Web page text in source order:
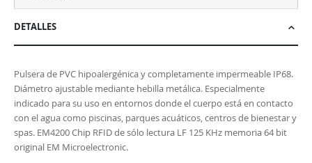
DETALLES
Pulsera de PVC hipoalergénica y completamente impermeable IP68.
Diámetro ajustable mediante hebilla metálica. Especialmente
indicado para su uso en entornos donde el cuerpo está en contacto
con el agua como piscinas, parques acuáticos, centros de bienestar y
spas. EM4200 Chip RFID de sólo lectura LF 125 KHz memoria 64 bit
original EM Microelectronic.